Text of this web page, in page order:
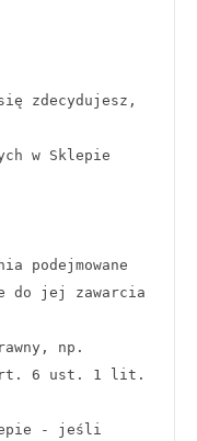
zdecydujesz,
w Sklepie
podejmowane
do jej zawarcia
np.
(art. 6 ust. 1 lit.
- jeśli